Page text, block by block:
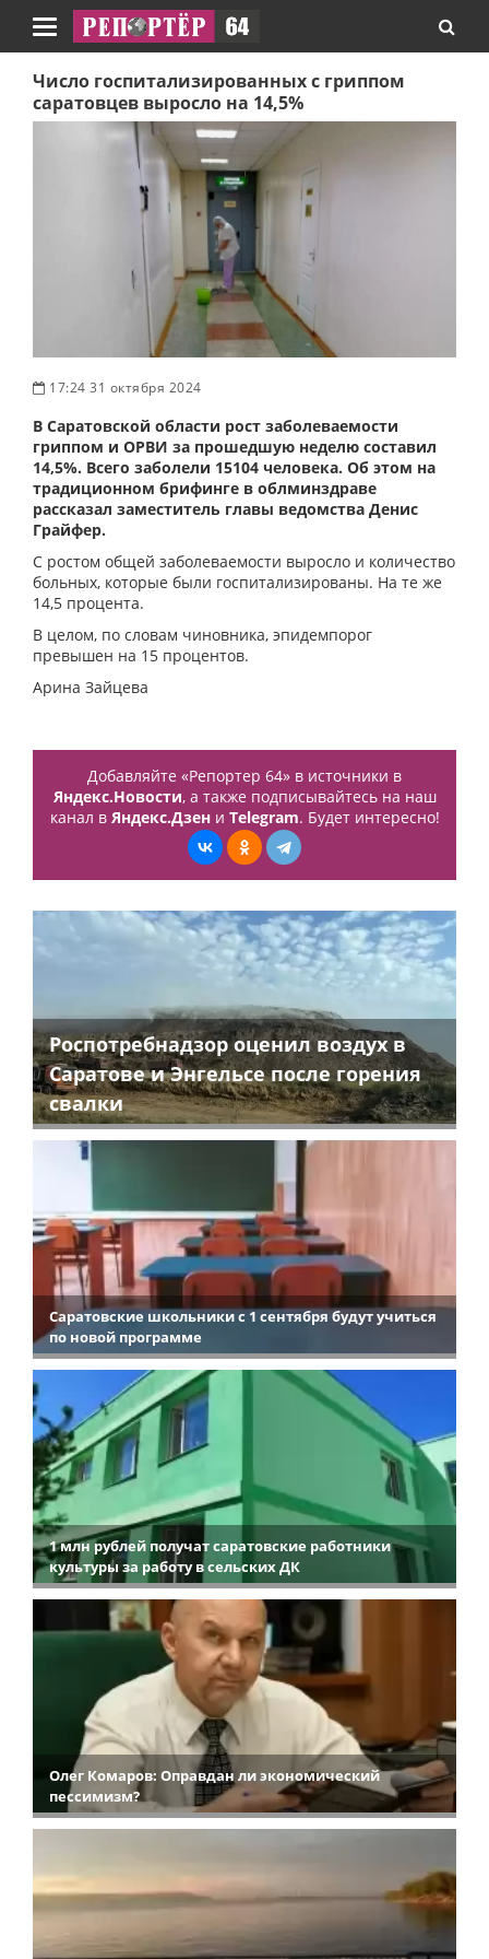
Навигация
Число госпитализированных с гриппом
саратовцев выросло на 14,5%
17:24 31 октября 2024
В Саратовской области рост заболеваемости
гриппом и ОРВИ за прошедшую неделю составил
14,5%. Всего заболели 15104 человека. Об этом на
традиционном брифинге в облминздраве
рассказал заместитель главы ведомства Денис
Грайфер.
С ростом общей заболеваемости выросло и количество
больных, которые были госпитализированы. На те же
14,5 процента.
В целом, по словам чиновника, эпидемпорог
превышен на 15 процентов.
Арина Зайцева
Добавляйте «Репортер 64» в источники в
Яндекс.Новости, а также подписывайтесь на наш
канал в Яндекс.Дзени Telegram. Будет интересно!
Роспотребнадзор оценил воздух в
Саратове и Энгельсе после горения
свалки
Саратовские школьники с 1 сентября будут учиться
по новой программе
1 млн рублей получат саратовские работники
культуры за работу в сельских ДК
Олег Комаров: Оправдан ли экономический
пессимизм?